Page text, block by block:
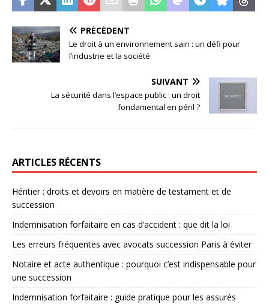
PRÉCÉDENT
Le droit à un environnement sain : un défi pour
l’industrie et la société
SUIVANT
La sécurité dans l’espace public : un droit
fondamental en péril ?
ARTICLES RÉCENTS
Héritier : droits et devoirs en matière de testament et de
succession
Indemnisation forfaitaire en cas d’accident : que dit la loi
Les erreurs fréquentes avec avocats succession Paris à éviter
Notaire et acte authentique : pourquoi c’est indispensable pour
une succession
Indemnisation forfaitaire : guide pratique pour les assurés